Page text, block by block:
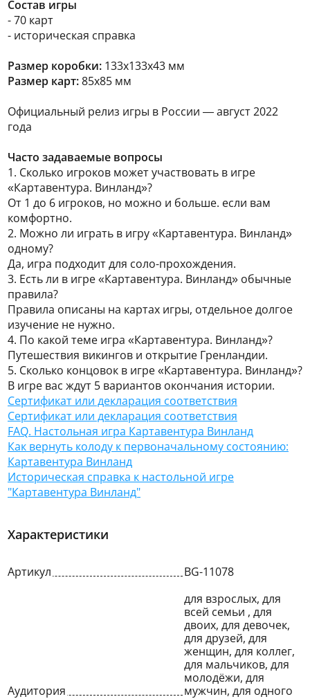
Состав игры
- 70 карт
- историческая справка
Размер коробки: 133х133х43 мм
Размер карт:85х85 мм
Официальный релиз игры в России — август 2022
года
Часто задаваемые вопросы
1. Сколько игроков может участвовать в игре
«Картавентура. Винланд»?
От 1 до 6 игроков, но можно и больше. если вам
комфортно.
2. Можно ли играть в игру «Картавентура. Винланд»
одному?
Да, игра подходит для соло-прохождения.
3. Есть ли в игре «Картавентура. Винланд» обычные
правила?
Правила описаны на картах игры, отдельное долгое
изучение не нужно.
4. По какой теме игра «Картавентура. Винланд»?
Путешествия викингов и открытие Гренландии.
5. Сколько концовок в игре «Картавентура. Винланд»?
В игре вас ждут 5 вариантов окончания истории.
Сертификат или декларация соответствия
Сертификат или декларация соответствия
FAQ. Настольная игра Картавентура Винланд
Как вернуть колоду к первоначальному состоянию:
Картавентура Винланд
Историческая справка к настольной игре
"Картавентура Винланд"
Характеристики
Артикул BG-11078
Аудитория
для взрослых, для
всей семьи , для
двоих, для девочек,
для друзей, для
женщин, для коллег,
для мальчиков, для
молодёжи, для
мужчин, для одного